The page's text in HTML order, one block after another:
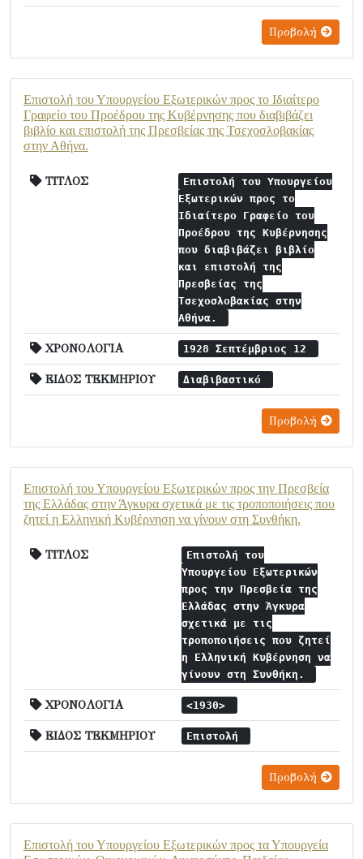
Προβολή
Επιστολή του Υπουργείου Εξωτερικών προς το Ιδιαίτερο
Γραφείο του Προέδρου της Κυβέρνησης που διαβιβάζει
βιβλίο και επιστολή της Πρεσβείας της Τσεχοσλοβακίας
στην Αθήνα.
ΤΙΤΛΟΣ
Επιστολή του Υπουργείου
Εξωτερικών προς το
Ιδιαίτερο Γραφείο του
Προέδρου της Κυβέρνησης
που διαβιβάζει βιβλίο
και επιστολή της
Πρεσβείας της
Τσεχοσλοβακίας στην
Αθήνα.
ΧΡΟΝΟΛΟΓΙΑ 1928 Σεπτέμβριος 12
ΕΙΔΟΣ ΤΕΚΜΗΡΙΟΥ Διαβιβαστικό
Προβολή
Επιστολή του Υπουργείου Εξωτερικών προς την Πρεσβεία
της Ελλάδας στην Άγκυρα σχετικά με τις τροποποιήσεις που
ζητεί η Ελληνική Κυβέρνηση να γίνουν στη Συνθήκη.
ΤΙΤΛΟΣ
Επιστολή του
Υπουργείου Εξωτερικών
προς την Πρεσβεία της
Ελλάδας στην Άγκυρα
σχετικά με τις
τροποποιήσεις που ζητεί
η Ελληνική Κυβέρνηση να
γίνουν στη Συνθήκη.
ΧΡΟΝΟΛΟΓΙΑ <1930>
ΕΙΔΟΣ ΤΕΚΜΗΡΙΟΥ Επιστολή
Προβολή
Επιστολή του Υπουργείου Εξωτερικών προς τα Υπουργεία